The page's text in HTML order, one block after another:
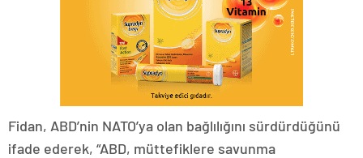
Fidan, ABD’nin NATO’ya olan bağlılığını sürdürdüğünü
ifade ederek, “ABD, müttefiklere savunma